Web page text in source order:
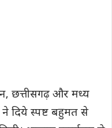
छत्तीसगढ़ और मध्य
ने दिये स्पष्ट बहुमत से